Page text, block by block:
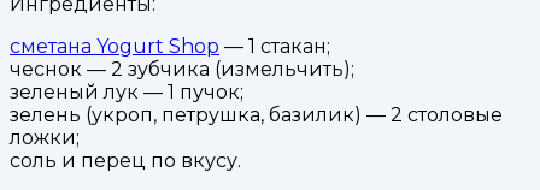
сметана Yogurt Shop — 1 стакан;
чеснок — 2 зубчика (измельчить);
зеленый лук — 1 пучок;
зелень (укроп, петрушка, базилик) — 2 столовые
ложки;
соль и перец по вкусу.